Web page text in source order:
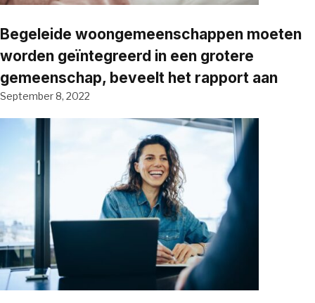
Begeleide woongemeenschappen moeten
worden geïntegreerd in een grotere
gemeenschap, beveelt het rapport aan
September 8, 2022